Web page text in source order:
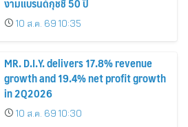
10 ส.ค. 69 10:35
MR. D.I.Y. delivers 17.8% revenue
growth and 19.4% net profit growth
in 2Q2026
10 ส.ค. 69 10:30